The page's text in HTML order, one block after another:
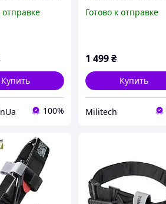
отправке
Купить
100%
Готово к отправке
1 499₴
Купить
Militech